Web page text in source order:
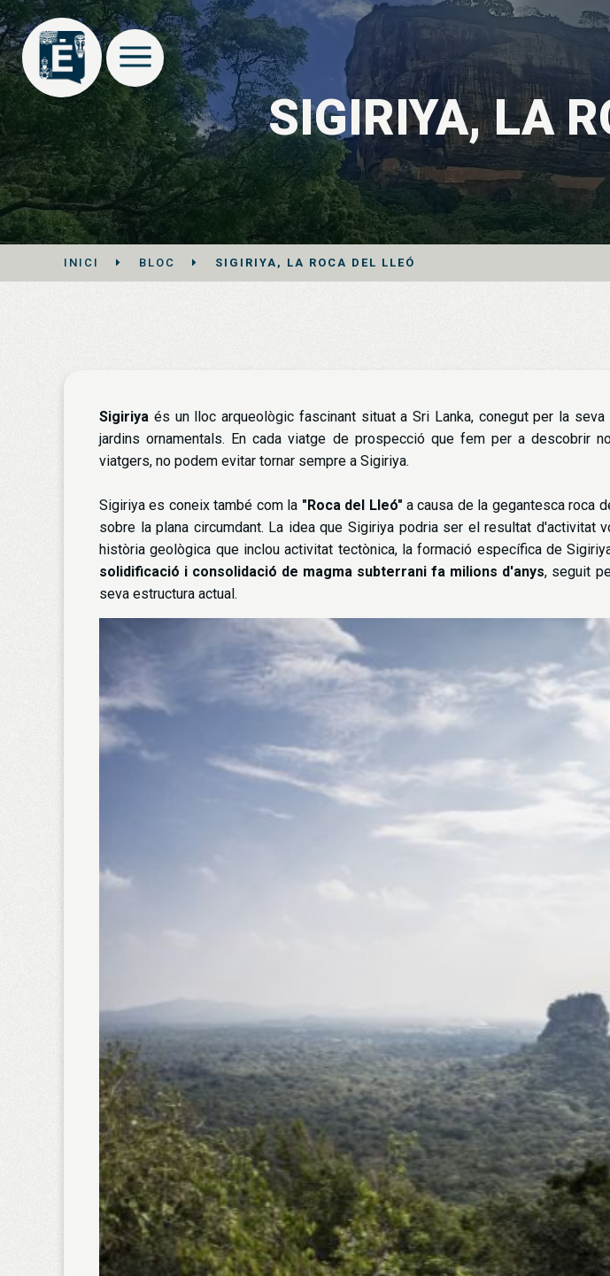
SIGIRIYA, LA
INICI BLOC SIGIRIYA, LA ROCA DEL LLEÓ
Sigiriya és un lloc arqueològic fascinant situat a Sri Lanka, conegut per la
jardins ornamentals. En cada viatge de prospecció que fem per a descobrir
viatgers, no podem evitar tornar sempre a Sigiriya.
Sigiriya es coneix també com la "Roca del Lleó" a causa de la gegantesca roca
sobre la plana circumdant. La idea que Sigiriya podria ser el resultat d'activitat
història geològica que inclou activitat tectònica, la formació específica de
solidificació i consolidació de magma subterrani fa milions d'anys, seguit
seva estructura actual.